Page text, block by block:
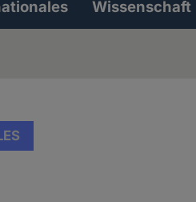
Wissenschaft